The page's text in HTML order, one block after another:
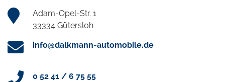
Adam-Opel-Str. 1
33334 Gütersloh
info@dalkmann-automobile.de
0 52 41 / 6 75 55